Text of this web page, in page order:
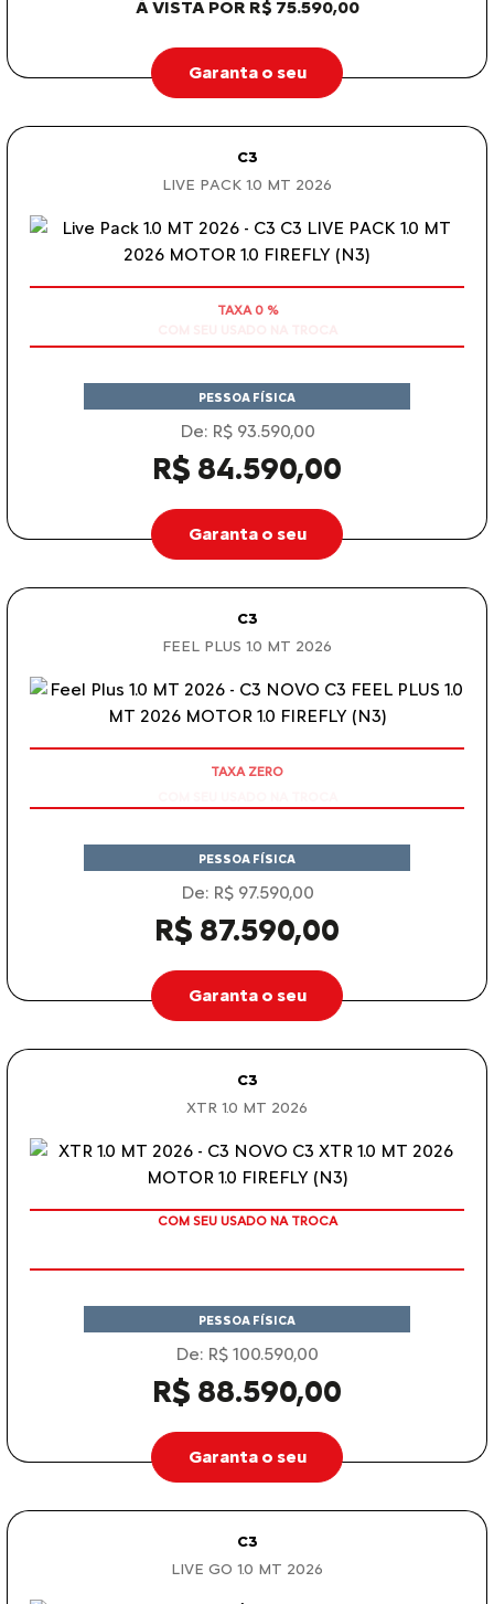
À VISTA POR R$ 75.590,00
Garanta o seu
C3
LIVE PACK 1.0 MT 2026
PESSOA FÍSICA
De: R$ 93.590,00
R$ 84.590,00
Garanta o seu
C3
FEEL PLUS 1.0 MT 2026
PESSOA FÍSICA
De: R$ 97.590,00
R$ 87.590,00
Garanta o seu
C3
XTR 1.0 MT 2026
COM SEU USADO NA TROCA
PESSOA FÍSICA
De: R$ 100.590,00
R$ 88.590,00
Garanta o seu
C3
LIVE GO 1.0 MT 2026